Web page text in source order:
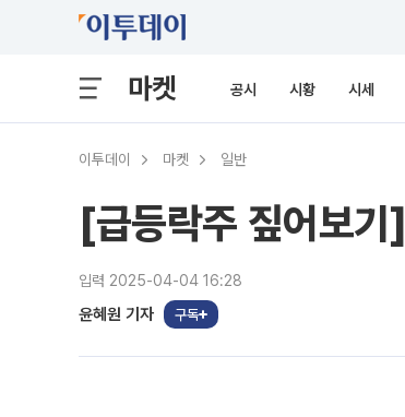
마켓 공시 시황 시세
이투데이 마켓 일반
[급등락주 짚어보
입력 2025-04-04 16:28
윤혜원 기자 구독